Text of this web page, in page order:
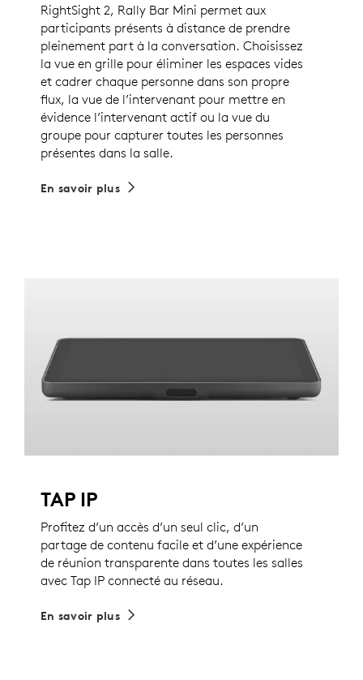
RightSight 2, Rally Bar Mini permet aux
participants présents à distance de prendre
pleinement part à la conversation. Choisissez
la vue en grille pour éliminer les espaces vides
et cadrer chaque personne dans son propre
flux, la vue de l’intervenant pour mettre en
évidence l’intervenant actif ou la vue du
groupe pour capturer toutes les personnes
présentes dans la salle.
En savoir plus
TAP IP
Profitez d’un accès d’un seul clic, d’un
partage de contenu facile et d’une expérience
de réunion transparente dans toutes les salles
avec Tap IP connecté au réseau.
En savoir plus